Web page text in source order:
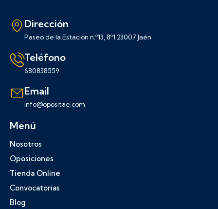
Dirección
Paseo de la Estación n.º13, 8º1 23007 Jaén
Teléfono
680838559
Email
info@opositae.com
Menú
Nosotros
Oposiciones
Tienda Online
Convocatorias
Blog